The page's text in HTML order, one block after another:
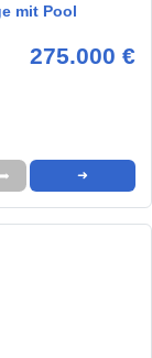
mit Pool
275.000 €
➦ ➜